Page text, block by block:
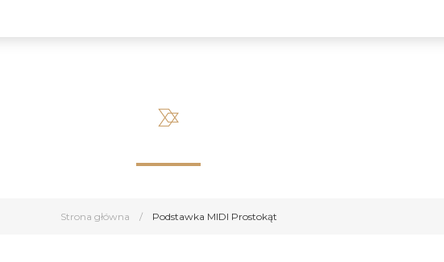
Strona główna / Podstawka MIDI Prostokąt